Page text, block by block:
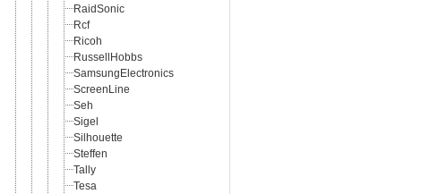
RaidSonic
Rcf
Ricoh
RussellHobbs
SamsungElectronics
ScreenLine
Seh
Sigel
Silhouette
Steffen
Tally
Tesa